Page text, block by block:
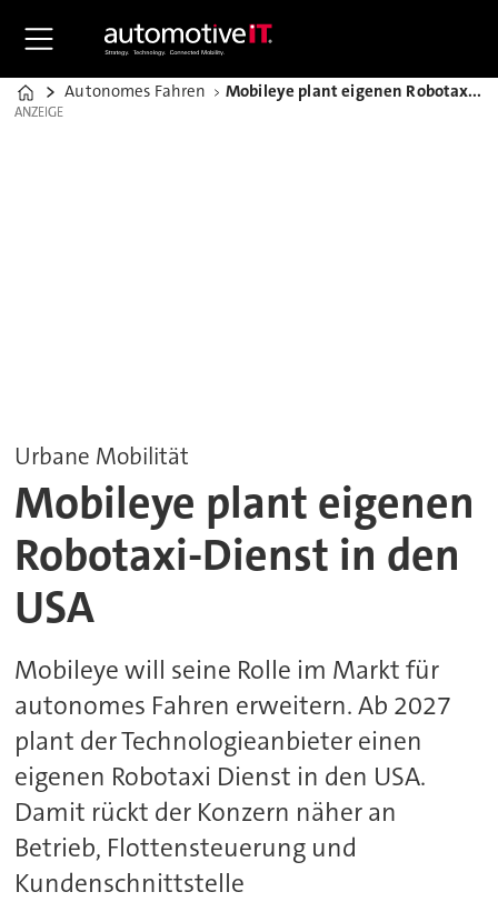
Home
Autonomes Fahren Mobileye plant eigenen Robotaxi-Dienst in den USA
ANZEIGE
ANZEIGE
Urbane Mobilität
Mobileye plant eigenen
Robotaxi-Dienst in den
USA
Mobileye will seine Rolle im Markt für
autonomes Fahren erweitern. Ab 2027
plant der Technologieanbieter einen
eigenen Robotaxi Dienst in den USA.
Damit rückt der Konzern näher an
Betrieb, Flottensteuerung und
Kundenschnittstelle